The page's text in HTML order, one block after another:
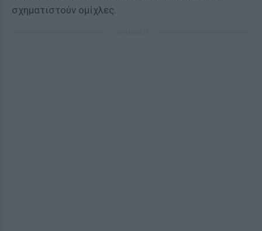
σχηματιστούν ομίχλες.